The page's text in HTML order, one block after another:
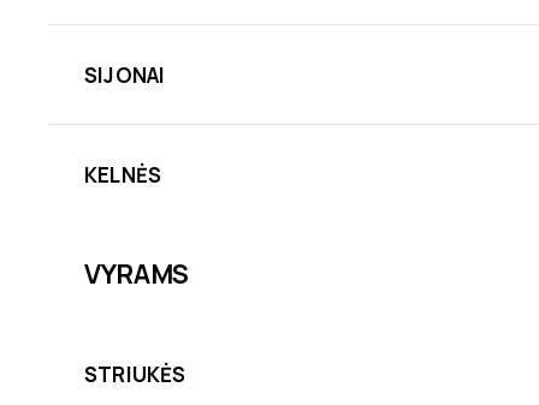
SIJONAI
KELNĖS
VYRAMS
STRIUKĖS